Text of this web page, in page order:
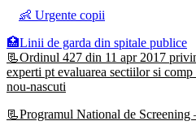
👶 Urgente copii
🏥Linii de garda din spitale publice
📃Ordinul 427 din 11 apr 2017
experti pt evaluarea sectiilor si
nou-nascuti
📃Programul National de